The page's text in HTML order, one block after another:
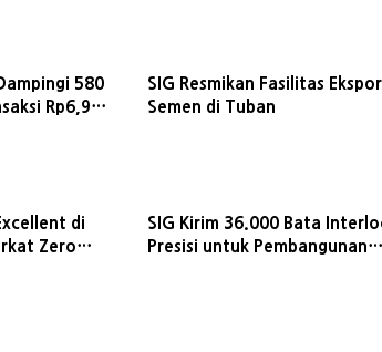
580
Rp6,9
SIG Resmikan Fasilitas Ekspor
Semen di Tuban
di
Zero
SIG Kirim 36.000 Bata
Presisi untuk Pembangunan